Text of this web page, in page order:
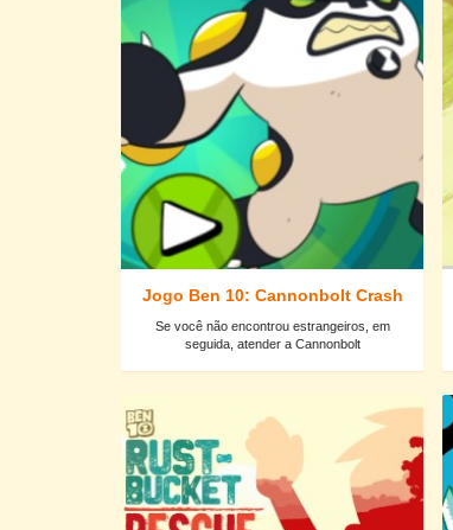
Jogo Ben 10: Cannonbolt Crash
Se você não encontrou estrangeiros, em
seguida, atender a Cannonbolt